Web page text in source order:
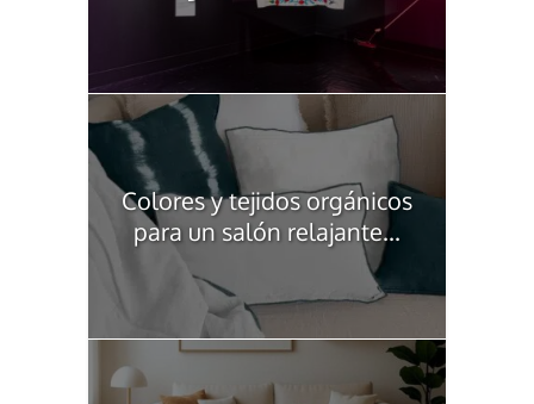
Colores y tejidos orgánicos
para un salón relajante...